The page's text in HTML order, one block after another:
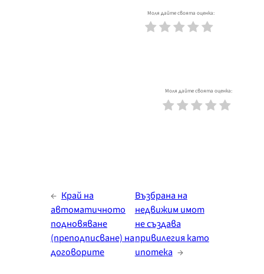
Моля дайте своята оценка:
Моля дайте своята оценка:
← Край на
автоматичното
подновяване
(преподписване) на
договорите
Възбрана на
недвижим имот
не създава
привилегия като
ипотека →